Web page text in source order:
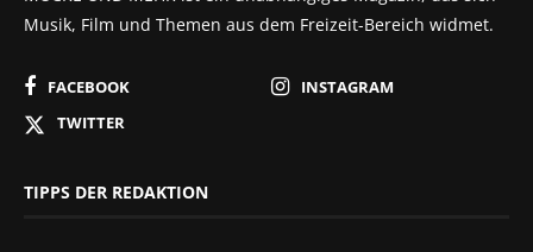
Musik, Film und Themen aus dem Freizeit-Bereich widmet.
FACEBOOK
INSTAGRAM
TWITTER
TIPPS DER REDAKTION